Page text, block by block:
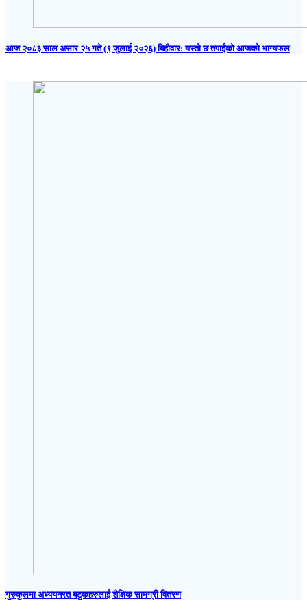
आज २०८३ साल असार २५ गते (९ जुलाई २०२६) बिहीवार: यस्तो छ तपाईंको आजको भाग्यफल
गुरुकुलमा अध्ययनरत बटुकहरुलाई शैक्षिक सामग्री वितरण